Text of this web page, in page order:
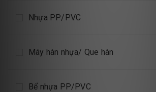
Nhựa PP/PVC
Máy hàn nhựa/ Que hàn
Bể nhựa PP/PVC